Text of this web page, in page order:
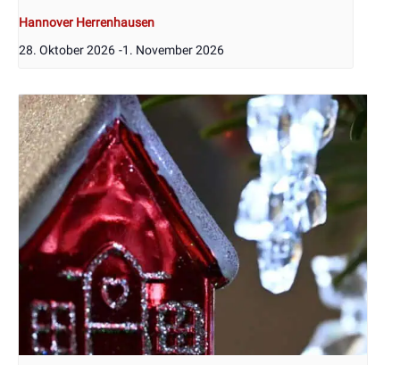
Hannover Herrenhausen
28. Oktober 2026 -1. November 2026